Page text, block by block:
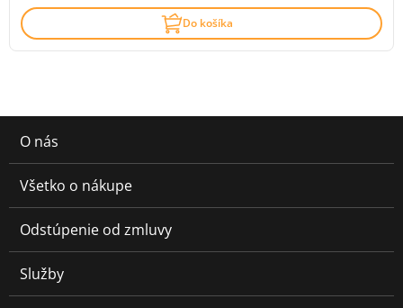
Do košíka
O nás
Všetko o nákupe
Odstúpenie od zmluvy
Služby